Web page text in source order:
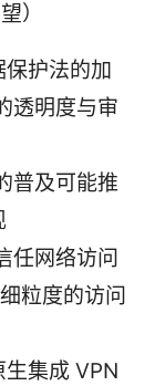
）
护法的加
透明度与审
普及可能推
任网络访问
粒度的访问
集成 VPN